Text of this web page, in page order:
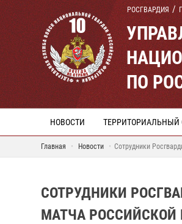
РОСГВАРДИЯ
ПО
НОВОСТИ ТЕРРИТОРИАЛЬНЫЙ
Главная Новости Сотрудники
СОТРУДНИКИ
МАТЧА РОССИЙСКОЙ